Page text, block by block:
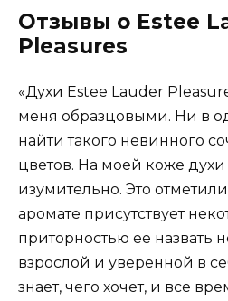
Отзывы о Estee
Pleasures
«Духи Estee Lauder
меня образцовыми. Ни в
найти такого невинного
цветов. На моей коже духи
изумительно. Это
аромате присутствует
приторностью ее назвать
взрослой и уверенной в
знает, чего хочет, и все